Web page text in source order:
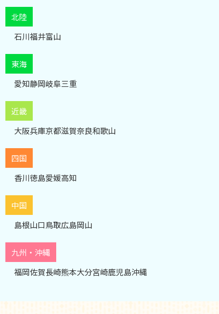
北陸
石川福井富山
東海
愛知静岡岐阜三重
近畿
大阪兵庫京都滋賀奈良和歌山
四国
香川徳島愛媛高知
中国
島根山口鳥取広島岡山
九州・沖縄
福岡佐賀長崎熊本大分宮崎鹿児島沖縄